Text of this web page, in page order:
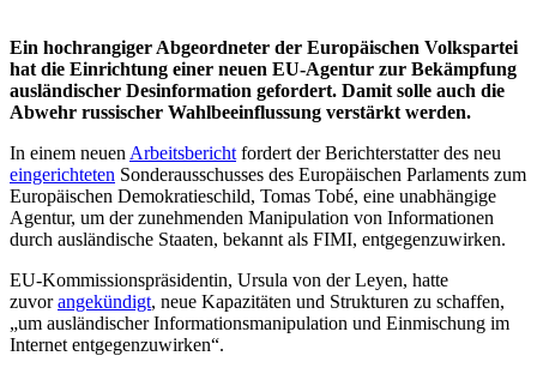
Ein hochrangiger Abgeordneter der Europäischen Volkspartei
hat die Einrichtung einer neuen EU-Agentur zur Bekämpfung
ausländischer Desinformation gefordert. Damit solle auch die
Abwehr russischer Wahlbeeinflussung verstärkt werden.
In einem neuen Arbeitsbericht fordert der Berichterstatter des neu
eingerichteten Sonderausschusses des Europäischen Parlaments zum
Europäischen Demokratieschild, Tomas Tobé, eine unabhängige
Agentur, um der zunehmenden Manipulation von Informationen
durch ausländische Staaten, bekannt als FIMI, entgegenzuwirken.
EU-Kommissionspräsidentin, Ursula von der Leyen, hatte
zuvorangekündigt, neue Kapazitäten und Strukturen zu schaffen,
„um ausländischer Informationsmanipulation und Einmischung im
Internet entgegenzuwirken“.